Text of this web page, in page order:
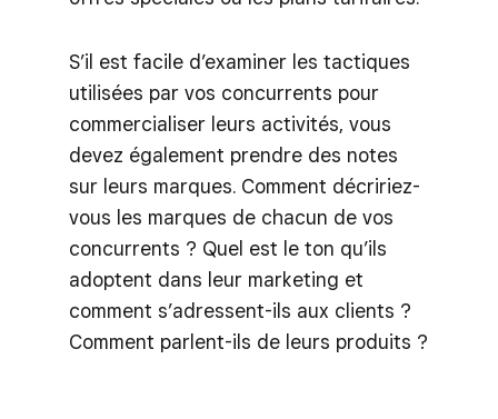
S’il est facile d’examiner les tactiques
utilisées par vos concurrents pour
commercialiser leurs activités, vous
devez également prendre des notes
sur leurs marques. Comment décririez-
vous les marques de chacun de vos
concurrents ? Quel est le ton qu’ils
adoptent dans leur marketing et
comment s’adressent-ils aux clients ?
Comment parlent-ils de leurs produits ?